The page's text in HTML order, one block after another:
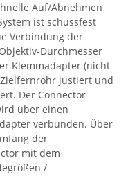
Auf/Abnehmen
ist schussfest
Verbindung der
Durchmesser
Klemmadapter (nicht
justiert und
Der Connector
über einen
verbunden. Über
der
mit dem
/